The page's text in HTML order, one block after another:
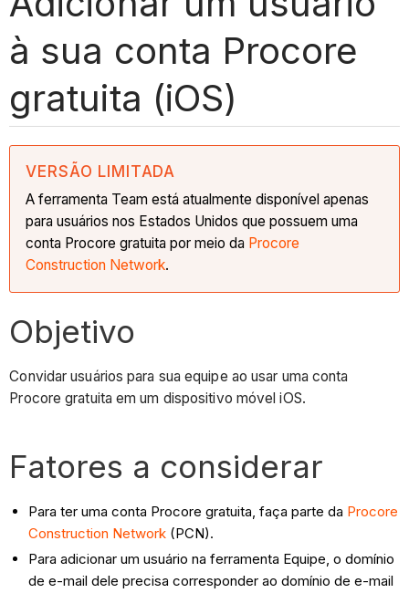
à sua conta Procore
gratuita (iOS)
VERSÃO LIMITADA
A ferramenta Team está atualmente disponível apenas
para usuários nos Estados Unidos que possuem uma
conta Procore gratuita por meio da Procore
Construction Network.
Objetivo
Convidar usuários para sua equipe ao usar uma conta
Procore gratuita em um dispositivo móvel iOS.
Fatores a considerar
Para ter uma conta Procore gratuita, faça parte da Procore
Construction Network (PCN).
Para adicionar um usuário na ferramenta Equipe, o domínio
de e-mail dele precisa corresponder ao domínio de e-mail